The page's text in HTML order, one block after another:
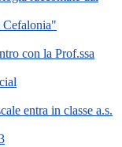
Cefalonia"
con la Prof.ssa
entra in classe a.s.